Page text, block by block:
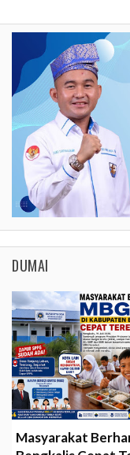
DUMAI
Masyarakat